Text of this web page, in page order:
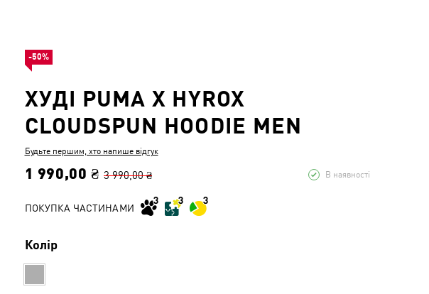
ХУДІ PUMA X HYROX
CLOUDSPUN HOODIE MEN
Будьте першим, хто напише відгук
1 990,00 ₴ 3 990,00 ₴ В наявності
ПОКУПКА ЧАСТИНАМИ
Колір
-50%